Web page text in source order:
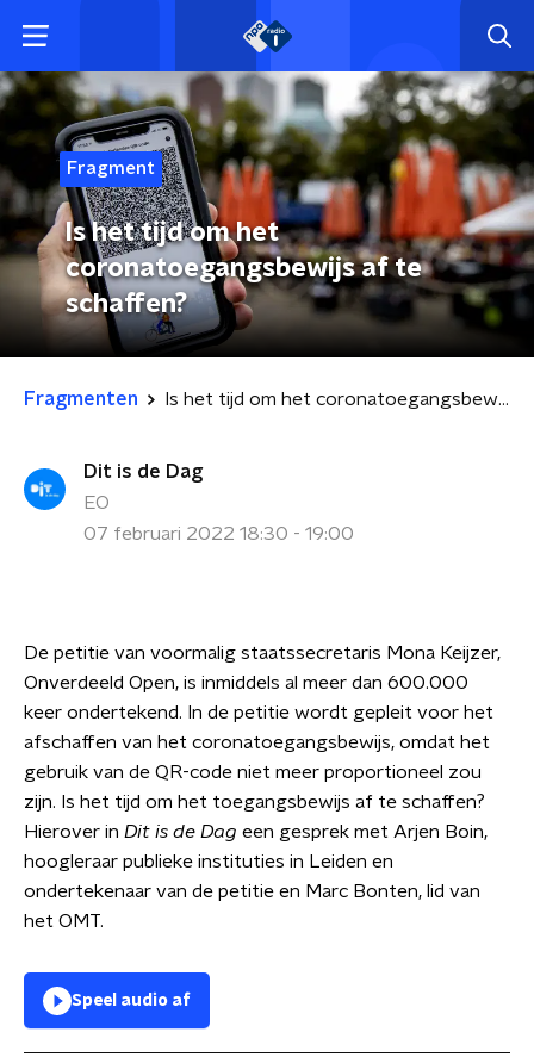
Fragment
Is het tijd om het
coronatoegangsbewijs af te
schaffen?
Fragmenten Is het tijd om het coronatoegangsbewijs af te schaffen?
Dit is de Dag
EO
07 februari 2022 18:30 - 19:00
De petitie van voormalig staatssecretaris Mona Keijzer,
Onverdeeld Open, is inmiddels al meer dan 600.000
keer ondertekend. In de petitie wordt gepleit voor het
afschaffen van het coronatoegangsbewijs, omdat het
gebruik van de QR-code niet meer proportioneel zou
zijn. Is het tijd om het toegangsbewijs af te schaffen?
Hierover in Dit is de Dag een gesprek met Arjen Boin,
hoogleraar publieke instituties in Leiden en
ondertekenaar van de petitie en Marc Bonten, lid van
het OMT.
Speel audio af